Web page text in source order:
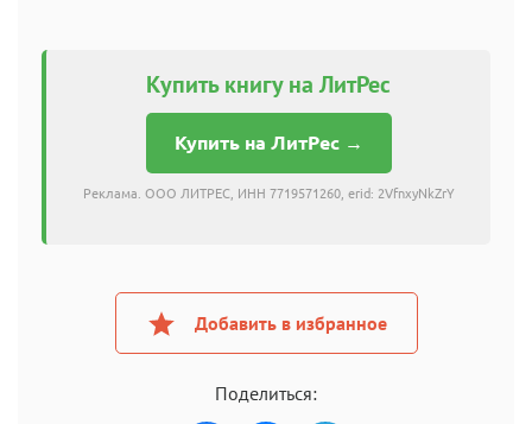
Купить книгу на ЛитРес
Купить на ЛитРес →
Реклама. ООО ЛИТРЕС, ИНН 7719571260, erid: 2VfnxyNkZrY
Добавить в избранное
Поделиться: